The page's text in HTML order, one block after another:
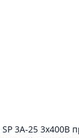
3A-25 3x400В